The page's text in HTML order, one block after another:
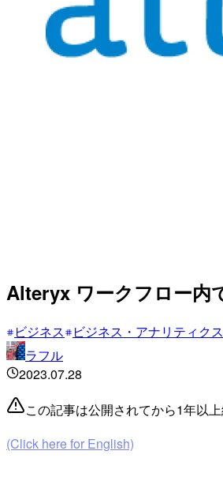
Alteryx ワークフロー内
ビジネス ビジネス・アナリティクス
ラフル
2023.07.28
この記事は公開されてから1年以
(Click here for English)